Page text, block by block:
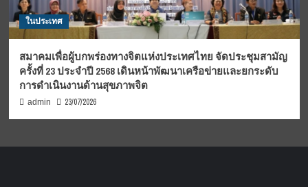
ในประเทศ
สมาคมเพื่อผู้บกพร่องทางจิตแห่งประเทศไทย จัดประชุมสามัญ
ครั้งที่ 23 ประจำปี 2568 เดินหน้าพัฒนาเครือข่ายและยกระดับ
การดำเนินงานด้านสุขภาพจิต
admin 23/07/2026